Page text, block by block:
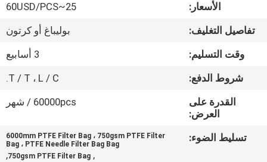
المعمل
مراقبة
الجودة
الأسعار:
25~60USD/PCS
تفاصيل التغليف:
بوليباغ أو كرتون
وقت التسليم:
3 أسابيع
شروط الدفع:
T / T ، L / C.
القدرة على
العرض:
60000pcs / شهر
تسليط الضوء:
6000mm PTFE Filter Bag ، 750gsm PTFE Filter
Bag ، PTFE Needle Filter Bag Bag
,
750gsm PTFE Filter Bag
,